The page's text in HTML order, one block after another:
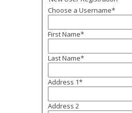
Choose a Username*
First Name*
Last Name*
Address 1*
Address 2